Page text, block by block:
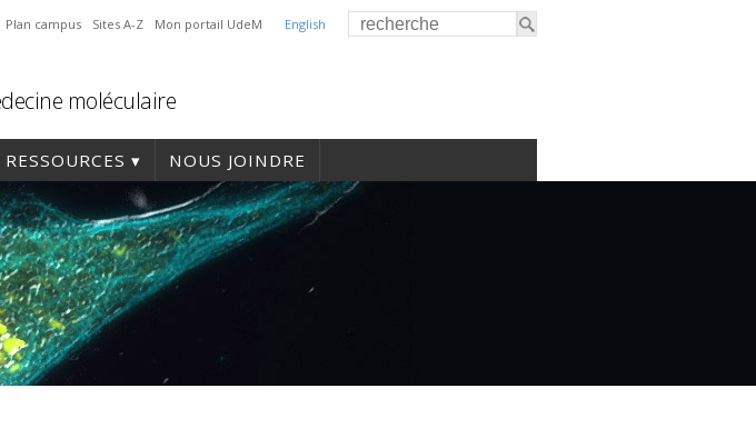
English
Plan campus Sites A-Z Mon portail UdeM
moléculaire
RESSOURCES NOUS JOINDRE